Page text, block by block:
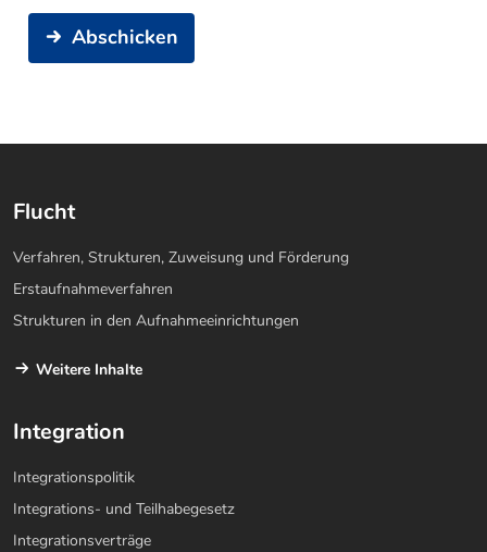
Abschicken
Flucht
Verfahren, Strukturen, Zuweisung und Förderung
Erstaufnahmeverfahren
Strukturen in den Aufnahmeeinrichtungen
Weitere Inhalte
Integration
Integrationspolitik
Integrations- und Teilhabegesetz
Integrationsverträge